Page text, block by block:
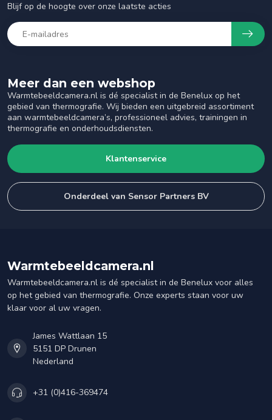
Meer dan een webshop
Warmtebeeldcamera.nl is dé specialist in de Benelux op het
gebied van thermografie. Wij bieden een uitgebreid assortiment
aan warmtebeeldcamera’s, professioneel advies, trainingen in
thermografie en onderhoudsdiensten.
Klantenservice
Onderdeel van Sensor Partners BV
Blijf op de hoogte over onze laatste acties
Warmtebeeldcamera.nl
Warmtebeeldcamera.nl is dé specialist in de Benelux voor alles
op het gebied van thermografie. Onze experts staan voor uw
klaar voor al uw vragen.
James Wattlaan 15
5151 DP Drunen
Nederland
+31 (0)416-369474